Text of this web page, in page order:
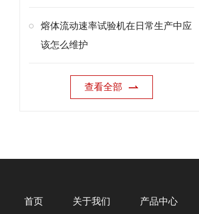
熔体流动速率试验机在日常生产中应
该怎么维护
查看全部
首页 关于我们 产品中心